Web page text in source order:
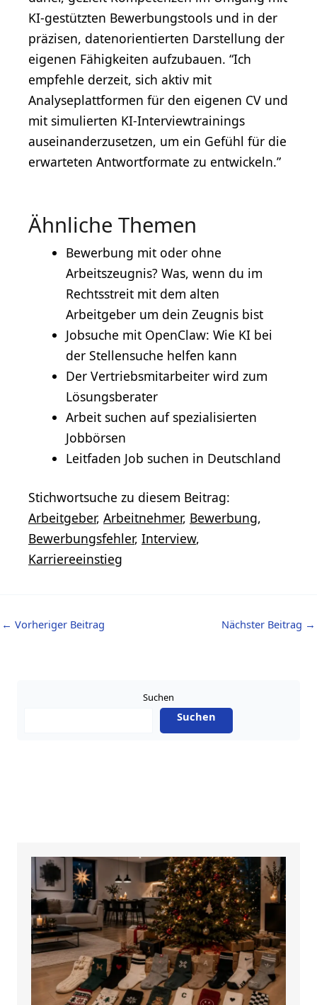
KI-gestützten Bewerbungstools und in der
präzisen, datenorientierten Darstellung der
eigenen Fähigkeiten aufzubauen. “Ich
empfehle derzeit, sich aktiv mit
Analyseplattformen für den eigenen CV und
mit simulierten KI-Interviewtrainings
auseinanderzusetzen, um ein Gefühl für die
erwarteten Antwortformate zu entwickeln.”
Ähnliche Themen
Bewerbung mit oder ohne
Arbeitszeugnis? Was, wenn du im
Rechtsstreit mit dem alten
Arbeitgeber um dein Zeugnis bist
Jobsuche mit OpenClaw: Wie KI bei
der Stellensuche helfen kann
Der Vertriebsmitarbeiter wird zum
Lösungsberater
Arbeit suchen auf spezialisierten
Jobbörsen
Leitfaden Job suchen in Deutschland
Stichwortsuche zu diesem Beitrag:
Arbeitgeber, Arbeitnehmer, Bewerbung,
Bewerbungsfehler, Interview,
Karriereeinstieg
← Vorheriger Beitrag Nächster Beitrag →
Suchen
Suchen